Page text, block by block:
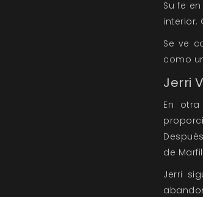
Su fe
interior.
Se ve
como
Jerri
En
de
Jerri